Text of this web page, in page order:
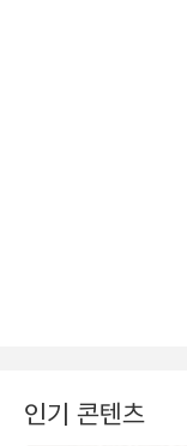
인기 콘텐츠